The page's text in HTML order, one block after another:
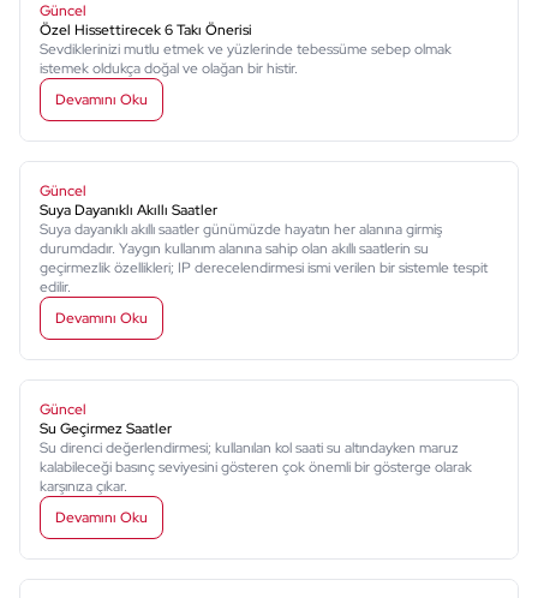
Güncel
Özel Hissettirecek 6 Takı Önerisi
Sevdiklerinizi mutlu etmek ve yüzlerinde tebessüme sebep olmak
istemek oldukça doğal ve olağan bir histir.
Devamını Oku
Güncel
Suya Dayanıklı Akıllı Saatler
Suya dayanıklı akıllı saatler günümüzde hayatın her alanına girmiş
durumdadır. Yaygın kullanım alanına sahip olan akıllı saatlerin su
geçirmezlik özellikleri; IP derecelendirmesi ismi verilen bir sistemle tespit
edilir.
Devamını Oku
Güncel
Su Geçirmez Saatler
Su direnci değerlendirmesi; kullanılan kol saati su altındayken maruz
kalabileceği basınç seviyesini gösteren çok önemli bir gösterge olarak
karşınıza çıkar.
Devamını Oku